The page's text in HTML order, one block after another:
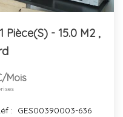
- 15.0 M2 ,
mois
: GES00390003-636